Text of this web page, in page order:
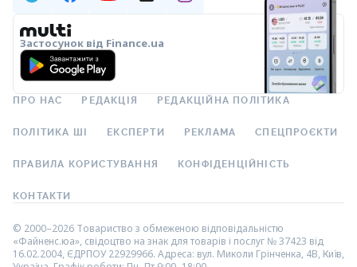
Застосунок від Finance.ua
ПРО НАС РЕДАКЦІЯ РЕДАКЦІЙНА ПОЛІТИКА
ПОЛІТИКА ШІ ЕКСПЕРТИ РЕКЛАМА СПЕЦПРОЄКТИ
ПРАВИЛА КОРИСТУВАННЯ КОНФІДЕНЦІЙНІСТЬ
КОНТАКТИ
© 2000–2026 Товариство з обмеженою відповідальністю
«Файненс.юа», свідоцтво на знак для товарів і послуг № 37423 від
16.02.2004, ЄДРПОУ 22929966. Адреса: вул. Миколи Грінченка, 4В, Київ,